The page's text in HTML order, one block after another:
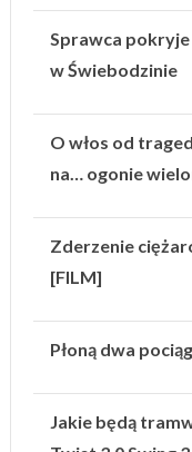
Sprawca
w Świebodzinie
O włos od
na… ogonie
Zderzenie
[FILM]
Płoną dwa
Jakie będą